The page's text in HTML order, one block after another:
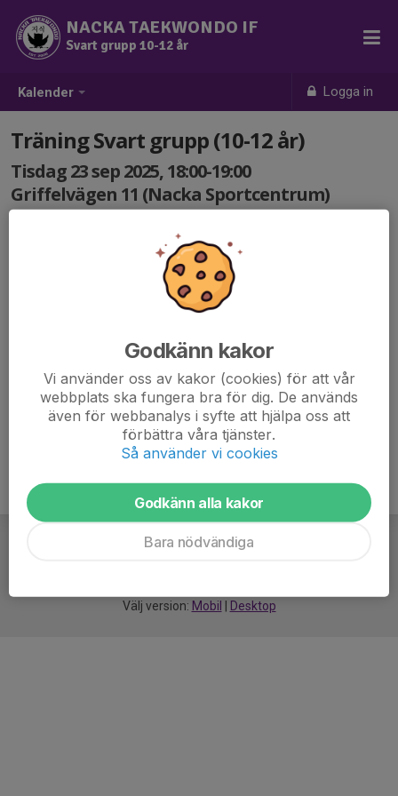
Kalender Logga in
NACKA TAEKWONDO IF
Svart grupp 10-12 år
Träning Svart grupp (10-12 år)
Tisdag 23 sep 2025, 18:00-19:00
Griffelvägen 11 (Nacka Sportcentrum)
Välj version: Mobil Desktop
Godkänn kakor
Vi använder oss av kakor (cookies) för att vår
webbplats ska fungera bra för dig. De används
även för webbanalys i syfte att hjälpa oss att
förbättra våra tjänster.
Så använder vi cookies
Godkänn alla kakor
Bara nödvändiga